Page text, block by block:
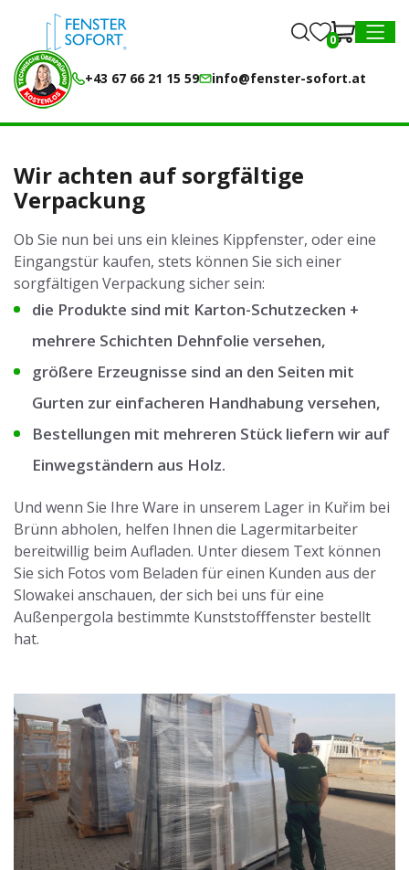
MENU
+43 67 66 21 15 59 info@fenster-sofort.at
0
Wir achten auf sorgfältige
Verpackung
Ob Sie nun bei uns ein kleines Kippfenster, oder eine
Eingangstür kaufen, stets können Sie sich einer
sorgfältigen Verpackung sicher sein:
die Produkte sind mit Karton-Schutzecken +
mehrere Schichten Dehnfolie versehen,
größere Erzeugnisse sind an den Seiten mit
Gurten zur einfacheren Handhabung versehen,
Bestellungen mit mehreren Stück liefern wir auf
Einwegständern aus Holz.
Und wenn Sie Ihre Ware in unserem Lager in Kuřim bei
Brünn abholen, helfen Ihnen die Lagermitarbeiter
bereitwillig beim Aufladen. Unter diesem Text können
Sie sich Fotos vom Beladen für einen Kunden aus der
Slowakei anschauen, der sich bei uns für eine
Außenpergola bestimmte Kunststofffenster bestellt
hat.